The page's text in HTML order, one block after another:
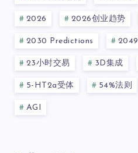
2026 2026创业趋势
2030 Predictions 2049
23小时交易 3D集成
5-HT2a受体 54%法则
AGI